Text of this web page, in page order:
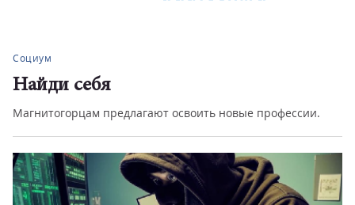
Социум
Найди себя
Магнитогорцам предлагают освоить новые профессии.